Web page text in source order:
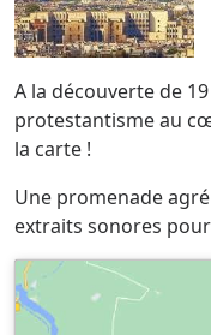
A la découverte de
protestantisme au
la carte !
Une promenade
extraits sonores